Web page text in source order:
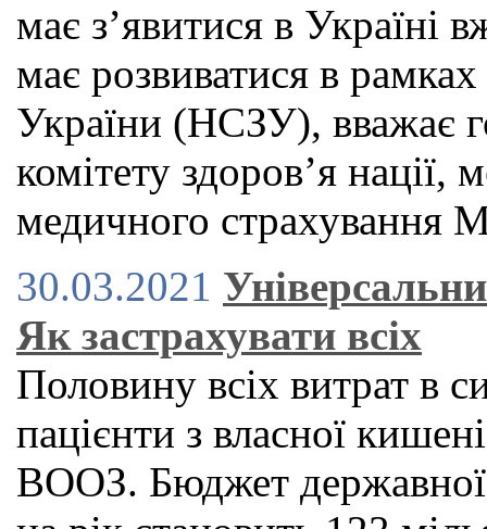
має з’явитися в Україні
має розвиватися в
України (НСЗУ), вважає
комітету здоров’я нації,
медичного страхування
30.03.2021
Як застрахувати всіх
Половину всіх витрат в
пацієнти з власної
ВООЗ. Бюджет державної